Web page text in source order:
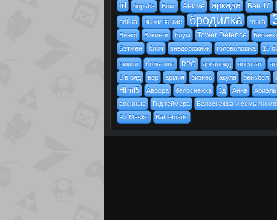
td борьба Бокс Аниме аркада Бен 10
война выживание бродилка гонка
Винкс Викинги блум Tower Defence
Бэтмен
блич внедорожник головоломка 16
викинг больница RPG арканоид военная
3 в ряд вор армия бизнес акула бейсбол
Html5 Аврора белоснежка 3д Анна Ариэль
военные
Гид геймера Белоснежка и семь
PJ Masks
Battletoads